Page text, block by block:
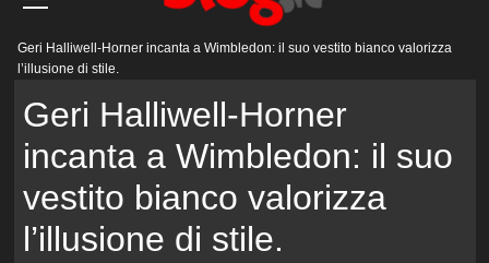
principale
Geri Halliwell-Horner incanta a Wimbledon: il suo vestito bianco valorizza
l’illusione di stile.
Geri Halliwell-Horner
incanta a Wimbledon: il suo
vestito bianco valorizza
l’illusione di stile.